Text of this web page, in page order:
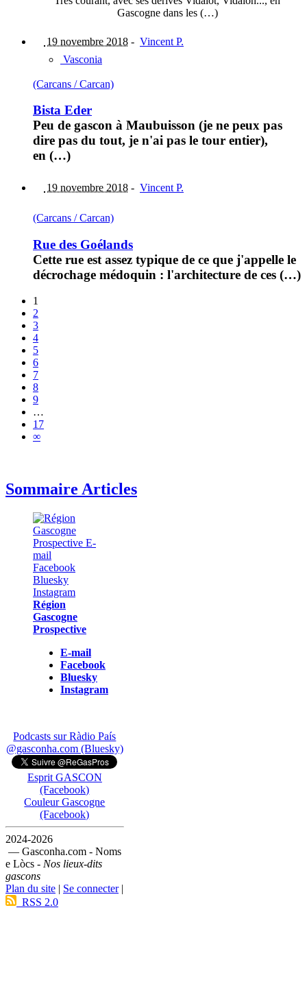
Gascogne dans les (…)
19 novembre 2018 - Vincent P.
Vasconia
(Carcans / Carcan)
Bista Eder
Peu de gascon à Maubuisson (je ne peux pas
dire pas du tout, je n'ai pas le tour entier),
en (…)
19 novembre 2018 - Vincent P.
(Carcans / Carcan)
Rue des Goélands
Cette rue est assez typique de ce que j'appelle le
décrochage médoquin : l'architecture de ces (…)
1
2
3
4
5
6
7
8
9
…
17
∞
Sommaire Articles
Région
Gascogne
Prospective
E-mail
Facebook
Bluesky
Instagram
Podcasts sur Ràdio País
@gasconha.com (Bluesky)
Esprit GASCON
(Facebook)
Couleur Gascogne
(Facebook)
2024-2026
— Gasconha.com - Noms
e Lòcs - Nos lieux-dits
gascons
Plan du site | Se connecter|
RSS 2.0